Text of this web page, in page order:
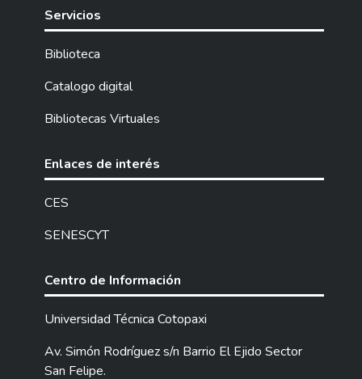
Servicios
Biblioteca
Catalogo digital
Bibliotecas Virtuales
Enlaces de interés
CES
SENESCYT
Centro de Información
Universidad Técnica Cotopaxi
Av. Simón Rodríguez s/n Barrio El Ejido Sector
San Felipe.